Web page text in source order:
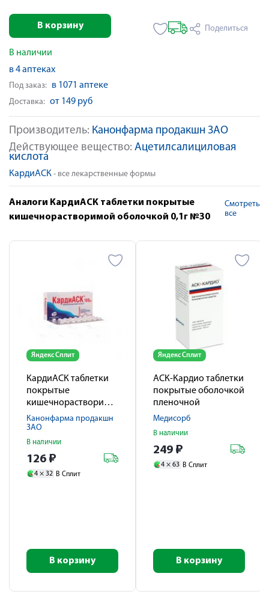
Производитель: Канонфарма продакшн ЗАО
Действующее вещество: Ацетилсалициловая
кислота
КардиАСК - все лекарственные формы
В корзину Поделиться
В наличии
в 4 аптеках
Под заказ: в 1071 аптеке
Доставка: от 149 руб
Аналоги КардиАСК таблетки покрытые
кишечнорастворимой оболочкой 0,1г №30
Смотреть
все
Яндекс Сплит
КардиАСК таблетки
покрытые
кишечнорастворимой
оболочкой 100мг
№60
Канонфарма продакшн
ЗАО
В наличии
126 ₽
4 × 32 В Сплит
В корзину
Яндекс Сплит
АСК-Кардио таблетки
покрытые оболочкой
пленочной
растворимые в
Медисорб
В наличии
249 ₽
4 × 63 В Сплит
В корзину